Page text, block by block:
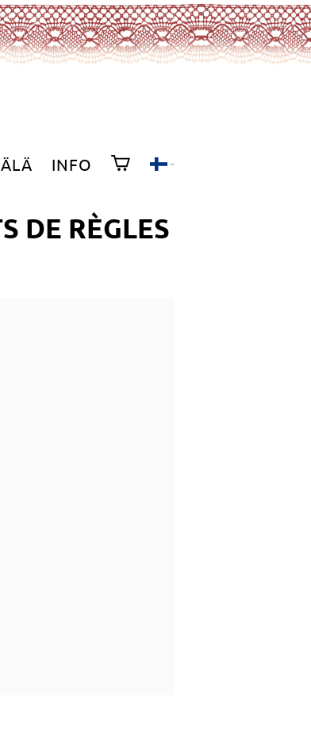
INFO
DE RÈGLES